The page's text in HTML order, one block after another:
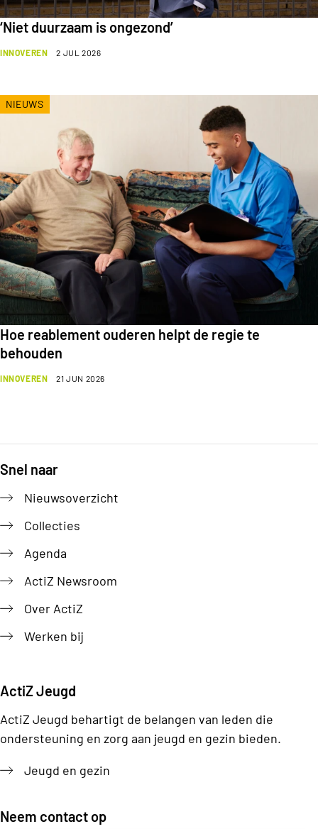
INNOVEREN 2 JUL 2026
‘Niet duurzaam is ongezond’
INNOVEREN 21 JUN 2026
Hoe reablement ouderen helpt de regie te
behouden
NIEUWS
Snel naar
Nieuwsoverzicht
Collecties
Agenda
ActiZ Newsroom
Over ActiZ
Werken bij
ActiZ Jeugd
ActiZ Jeugd behartigt de belangen van leden die
ondersteuning en zorg aan jeugd en gezin bieden.
Jeugd en gezin
Neem contact op